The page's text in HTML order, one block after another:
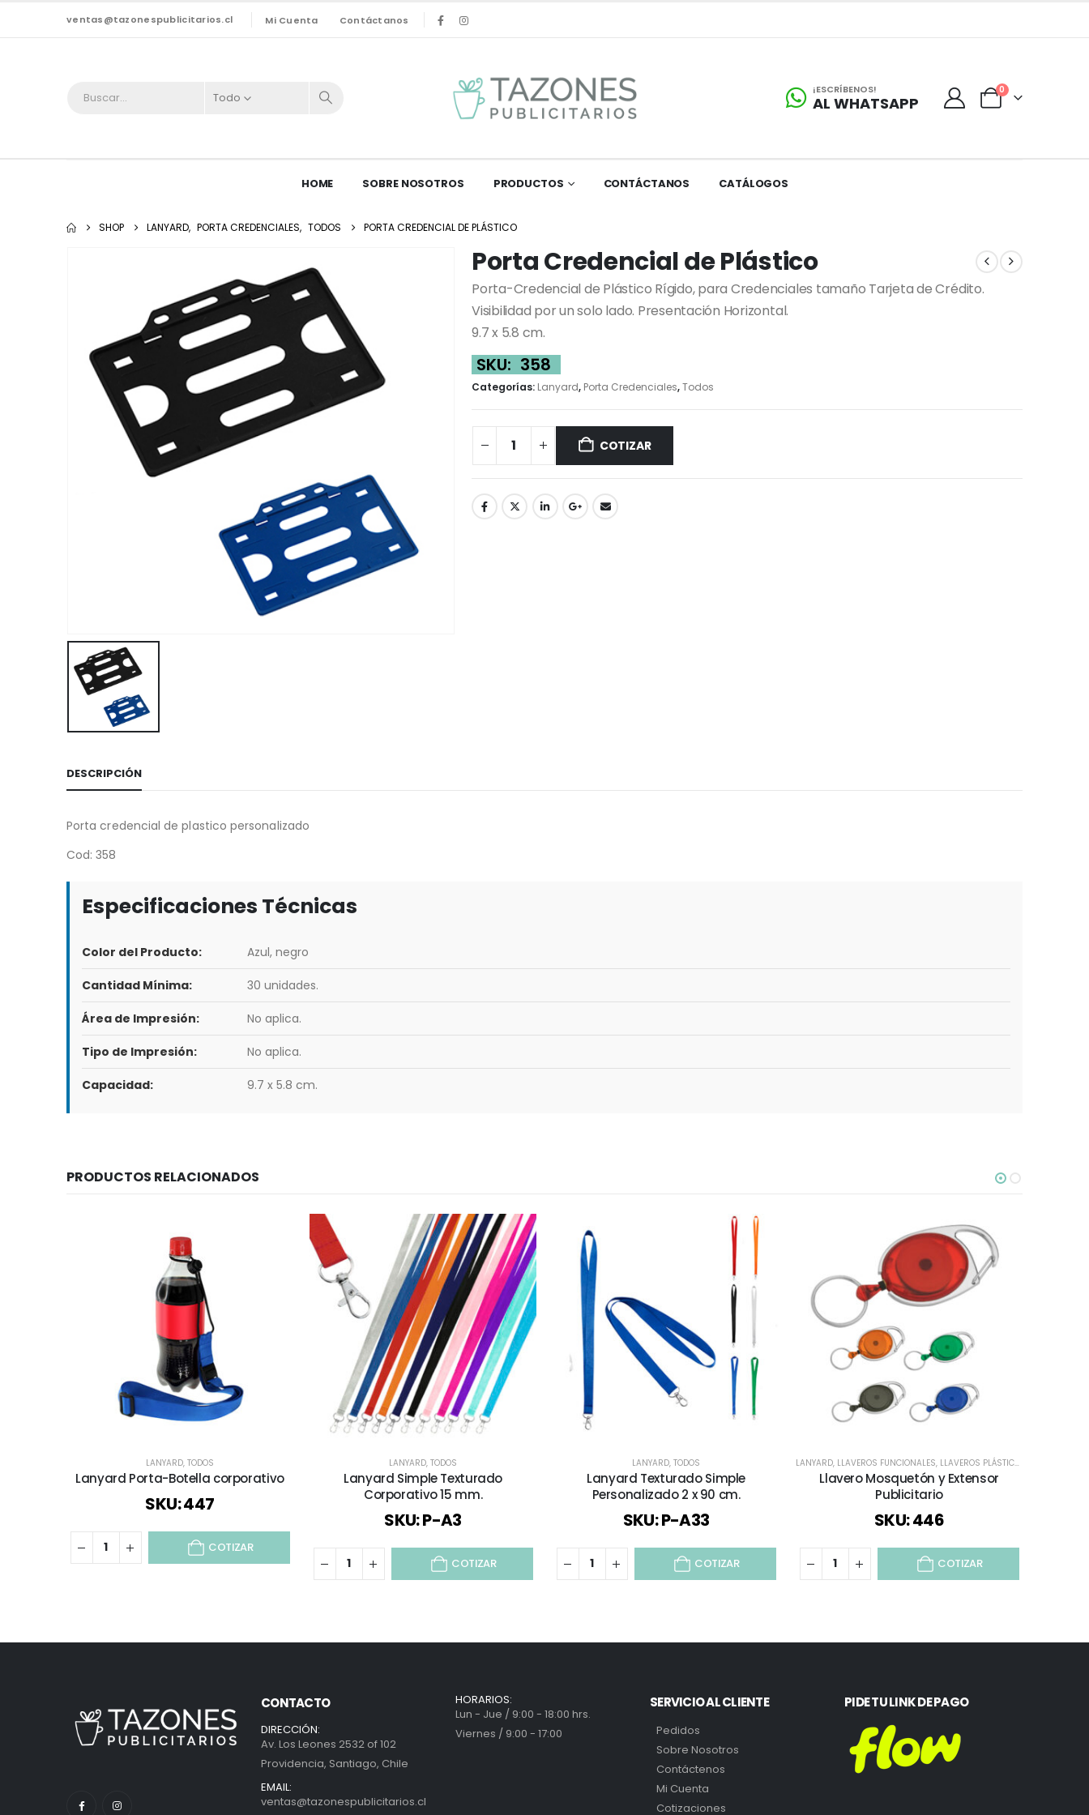
ventas@tazonespublicitarios.cl Mi Cuenta Contáctanos
Todo
¡ESCRÍBENOS!
AL WHATSAPP
0
HOME SOBRE NOSOTROS PRODUCTOS CONTÁCTANOS CATÁLOGOS
SHOP LANYARD, PORTA CREDENCIALES, TODOS PORTA CREDENCIAL DE PLÁSTICO
Porta Credencial de Plástico
Porta-Credencial de Plástico Rígido, para Credenciales tamaño Tarjeta de Crédito.
Visibilidad por un solo lado. Presentación Horizontal.
9.7 x 5.8 cm.
SKU: 358
Categorías: Lanyard, Porta Credenciales,Todos
COTIZAR
DESCRIPCIÓN
Porta credencial de plastico personalizado
Cod: 358
Especificaciones Técnicas
Color del Producto: Azul, negro
Cantidad Mínima: 30 unidades.
Área de Impresión: No aplica.
Tipo de Impresión: No aplica.
Capacidad: 9.7 x 5.8 cm.
PRODUCTOS RELACIONADOS
LANYARD, TODOS
Lanyard Porta-Botella corporativo
SKU: 447
COTIZAR
LANYARD, TODOS
Lanyard Simple Texturado
Corporativo 15 mm.
SKU: P-A3
COTIZAR
LANYARD, TODOS
Lanyard Texturado Simple
Personalizado 2 x 90 cm.
SKU: P-A33
COTIZAR
LANYARD, LLAVEROS FUNCIONALES, LLAVEROS PLÁSTICOS
Llavero Mosquetón y Extensor
Publicitario
SKU: 446
COTIZAR
CONTACTO
DIRECCIÓN:
Av. Los Leones 2532 of 102
Providencia, Santiago, Chile
EMAIL:
ventas@tazonespublicitarios.cl
HORARIOS:
Lun - Jue / 9:00 - 18:00 hrs.
Viernes / 9:00 - 17:00
SERVICIO AL CLIENTE
Pedidos
Sobre Nosotros
Contáctenos
Mi Cuenta
Cotizaciones
PIDE TU LINK DE PAGO